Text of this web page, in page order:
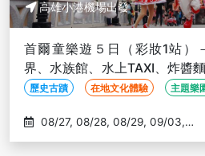
高雄小港機場出發
首爾童樂遊５日（彩妝1站）
界、水族館、水上TAXI、炸醬
宮、明洞-高雄出發
歷史古蹟 在地文化體驗 主題樂
09/04